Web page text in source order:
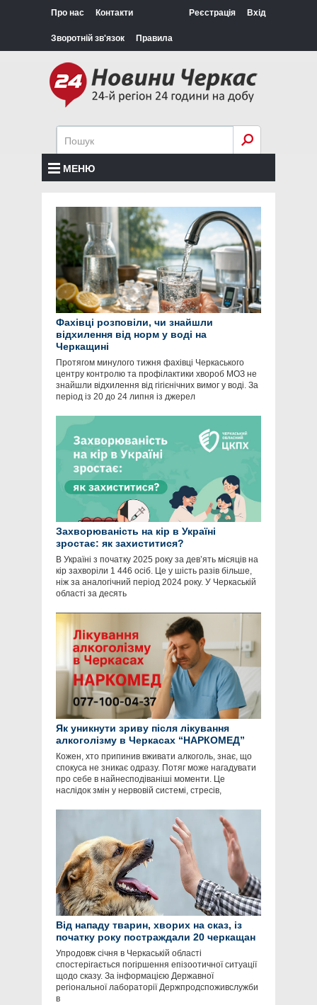
Про нас Контакти
Зворотній зв'язок Правила
Реєстрація Вхід
МЕНЮ
Фахівці розповіли, чи знайшли
відхилення від норм у воді на
Черкащині
Протягом минулого тижня фахівці Черкаського
центру контролю та профілактики хвороб МОЗ не
знайшли відхилення від гігієнічних вимог у воді. За
період із 20 до 24 липня із джерел
Захворюваність на кір в Україні
зростає: як захиститися?
В Україні з початку 2025 року за дев’ять місяців на
кір захворіли 1 446 осіб. Це у шість разів більше,
ніж за аналогічний період 2024 року. У Черкаській
області за десять
Як уникнути зриву після лікування
алкоголізму в Черкасах “НАРКОМЕД”
Кожен, хто припинив вживати алкоголь, знає, що
спокуса не зникає одразу. Потяг може нагадувати
про себе в найнесподіваніші моменти. Це
наслідок змін у нервовій системі, стресів,
Від нападу тварин, хворих на сказ, із
початку року постраждали 20 черкащан
Упродовж січня в Черкаській області
спостерігається погіршення епізоотичної ситуації
щодо сказу. За інформацією Державної
регіональної лабораторії Держпродспоживслужби
в